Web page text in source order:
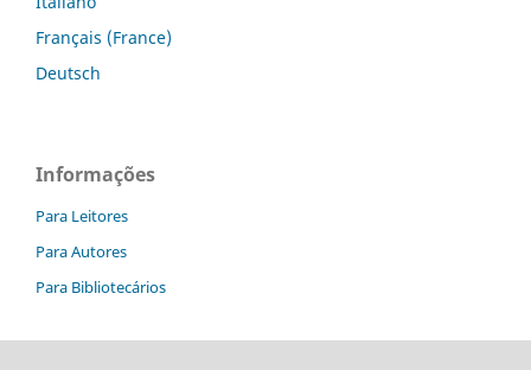
Français (France)
Deutsch
Informações
Para Leitores
Para Autores
Para Bibliotecários